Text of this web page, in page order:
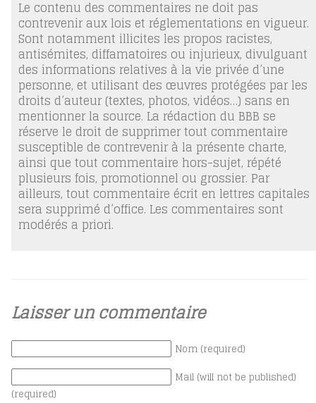
Le contenu des commentaires ne doit pas
contrevenir aux lois et réglementations en vigueur.
Sont notamment illicites les propos racistes,
antisémites, diffamatoires ou injurieux, divulguant
des informations relatives à la vie privée d’une
personne, et utilisant des œuvres protégées par les
droits d’auteur (textes, photos, vidéos…) sans en
mentionner la source. La rédaction du BBB se
réserve le droit de supprimer tout commentaire
susceptible de contrevenir à la présente charte,
ainsi que tout commentaire hors-sujet, répété
plusieurs fois, promotionnel ou grossier. Par
ailleurs, tout commentaire écrit en lettres capitales
sera supprimé d’office. Les commentaires sont
modérés a priori.
Laisser un commentaire
Nom (required)
Mail (will not be published)
(required)